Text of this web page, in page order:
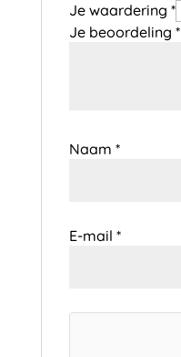
Je waardering *
Je beoordeling *
Naam *
E-mail *